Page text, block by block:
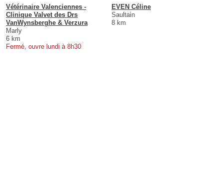
Vétérinaire Valenciennes -
Clinique Valvet des Drs
VanWynsberghe & Verzura
Marly
6 km
Fermé, ouvre lundi à 8h30
EVEN Céline
Saultain
8 km